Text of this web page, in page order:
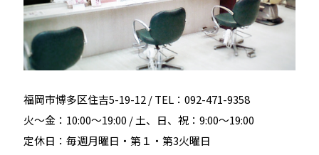
福岡市博多区住吉5-19-12 / TEL：092-471-9358
火～金：10:00～19:00 / 土、日、祝：9:00～19:00
定休日：毎週月曜日・第１・第3火曜日